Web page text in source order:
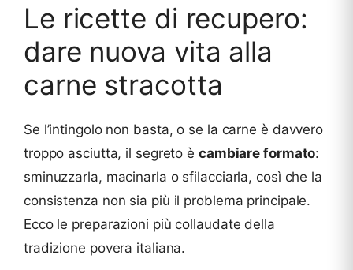
Le ricette di recupero:
dare nuova vita alla
carne stracotta
Se l’intingolo non basta, o se la carne è davvero
troppo asciutta, il segreto è cambiare formato:
sminuzzarla, macinarla o sfilacciarla, così che la
consistenza non sia più il problema principale.
Ecco le preparazioni più collaudate della
tradizione povera italiana.